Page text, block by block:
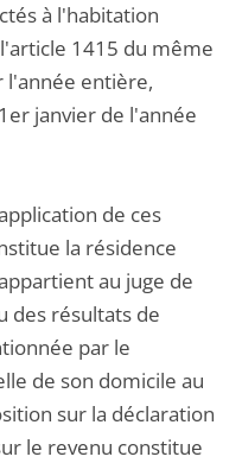
à l'habitation
1415 du même
l'année entière,
janvier de l'année
de ces
la résidence
au juge de
des résultats de
par le
de son domicile au
sur la déclaration
le revenu constitue